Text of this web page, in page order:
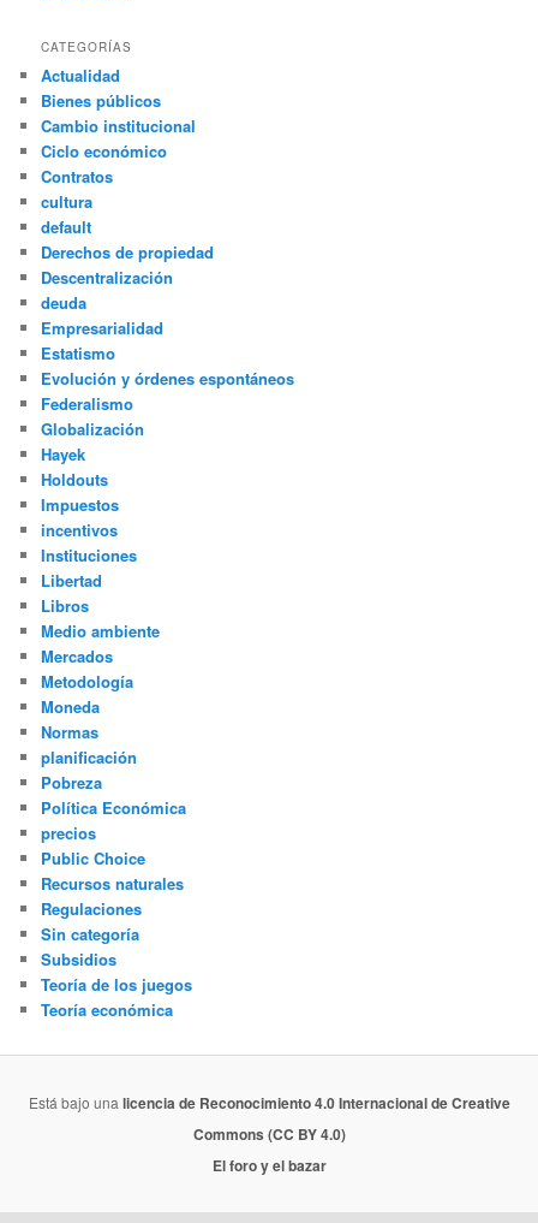
CATEGORÍAS
Actualidad
Bienes públicos
Cambio institucional
Ciclo económico
Contratos
cultura
default
Derechos de propiedad
Descentralización
deuda
Empresarialidad
Estatismo
Evolución y órdenes espontáneos
Federalismo
Globalización
Hayek
Holdouts
Impuestos
incentivos
Instituciones
Libertad
Libros
Medio ambiente
Mercados
Metodología
Moneda
Normas
planificación
Pobreza
Política Económica
precios
Public Choice
Recursos naturales
Regulaciones
Sin categoría
Subsidios
Teoría de los juegos
Teoría económica
Está bajo una licencia de Reconocimiento 4.0 Internacional de Creative
Commons (CC BY 4.0)
El foro y el bazar